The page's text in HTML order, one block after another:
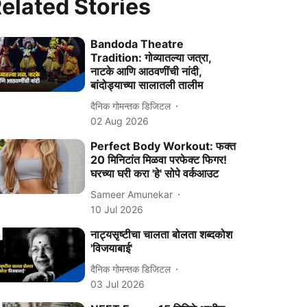
Stories
Bandoda Theatre
Tradition: गोव्यातल्या जत्रा,
नाटके आणि आठवणींची नांदी,
बांदोड्याच्या सालातली तालीम
दैनिक गोमन्तक डिजिटल
02 Aug 2026
Perfect Body Workout: फक्त
20 मिनिटांत मिळवा परफेक्ट फिगर!
घरच्या घरी करा 'हे' सोपे वर्कआउट
Sameer Amunekar
10 Jul 2026
नाट्यसृष्टीचा चालता बोलता शब्दकोश
'विजयाबाई'
दैनिक गोमन्तक डिजिटल
03 Jul 2026